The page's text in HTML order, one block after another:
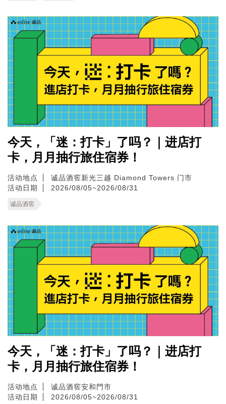
今天，「迷：打卡」了吗？｜进店打
卡，月月抽行旅住宿券！
活动地点
诚品酒窖新光三越 Diamond Towers 门市
活动日期
2026/08/05~2026/08/31
诚品酒窖
今天，「迷：打卡」了吗？｜进店打
卡，月月抽行旅住宿券！
活动地点
诚品酒窖安和門市
活动日期
2026/08/05~2026/08/31